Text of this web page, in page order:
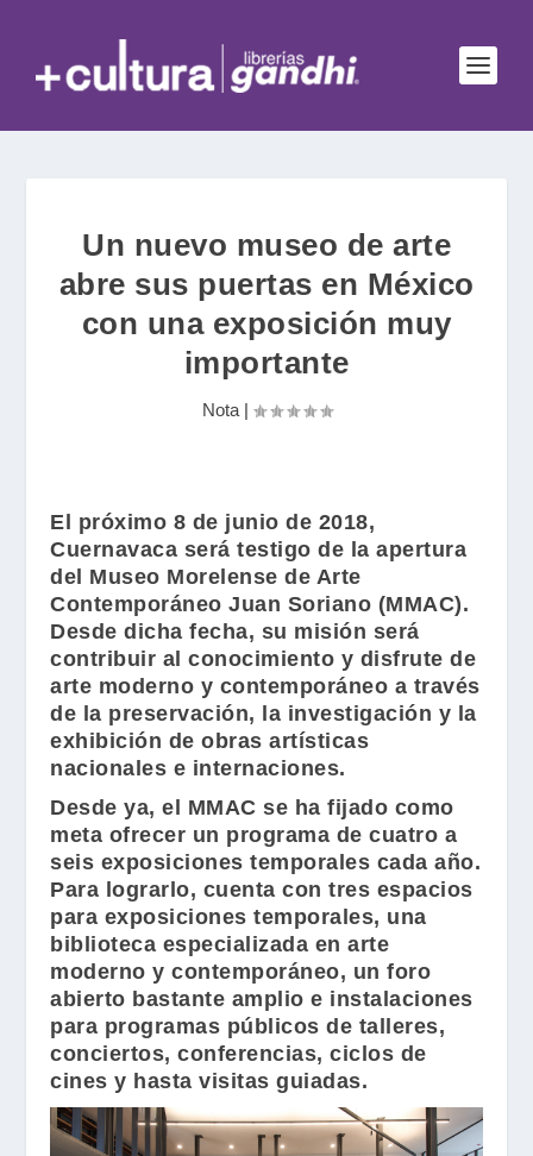
Un nuevo museo de arte
abre sus puertas en México
con una exposición muy
importante
Nota|
El próximo 8 de junio de 2018,
Cuernavaca será testigo de la apertura
del Museo Morelense de Arte
Contemporáneo Juan Soriano (MMAC).
Desde dicha fecha, su misión será
contribuir al conocimiento y disfrute de
arte moderno y contemporáneo a través
de la preservación, la investigación y la
exhibición de obras artísticas
nacionales e internaciones.
Desde ya, el MMAC se ha fijado como
meta ofrecer un programa de cuatro a
seis exposiciones temporales cada año.
Para lograrlo, cuenta con tres espacios
para exposiciones temporales, una
biblioteca especializada en arte
moderno y contemporáneo, un foro
abierto bastante amplio e instalaciones
para programas públicos de talleres,
conciertos, conferencias, ciclos de
cines y hasta visitas guiadas.